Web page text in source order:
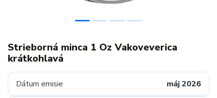
Strieborná minca 1 Oz Vakoveverica
krátkohlavá
Dátum emisie máj 2026